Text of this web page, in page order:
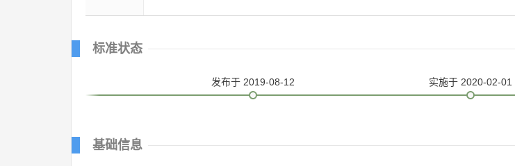
标准状态
发布于 2019-08-12 实施于 2020-02-01
基础信息